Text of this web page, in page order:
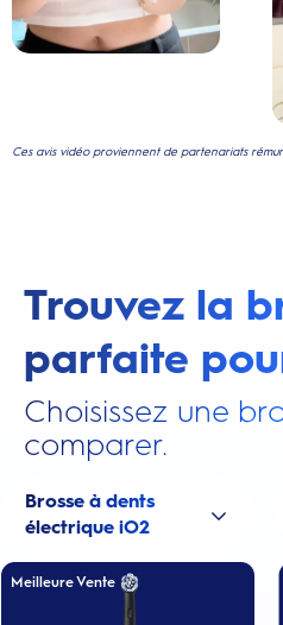
Ces avis vidéo proviennent de partenariats
Trouvez la
parfaite
Choisissez une
comparer.
Brosse à dents
électrique iO2
Meilleure Vente